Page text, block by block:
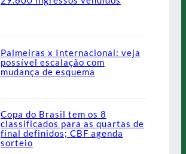
Palmeiras x Internacional: veja
possível escalação com
mudança de esquema
Copa do Brasil tem os 8
classificados para as quartas de
final definidos; CBF agenda
sorteio